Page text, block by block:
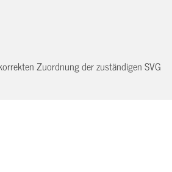
Zuordnung der zuständigen SVG